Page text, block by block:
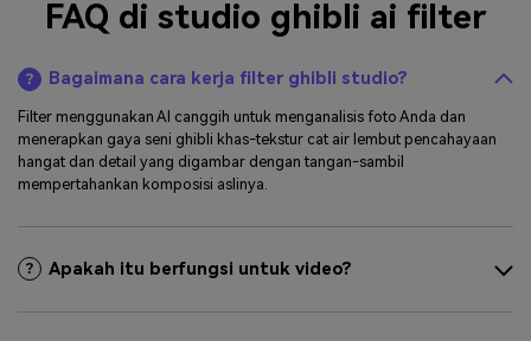
FAQ di studio ghibli ai filter
Bagaimana cara kerja filter ghibli studio?
Filter menggunakan AI canggih untuk menganalisis foto Anda dan
menerapkan gaya seni ghibli khas-tekstur cat air lembut pencahayaan
hangat dan detail yang digambar dengan tangan-sambil
mempertahankan komposisi aslinya.
Apakah itu berfungsi untuk video?